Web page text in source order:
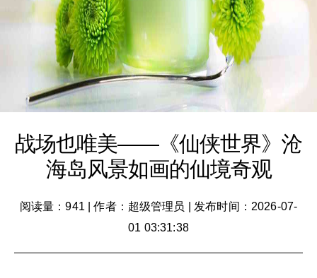
战场也唯美——《仙侠世界》沧
海岛风景如画的仙境奇观
阅读量：941 |作者：超级管理员
发布时间：2026-07-
01 03:31:38